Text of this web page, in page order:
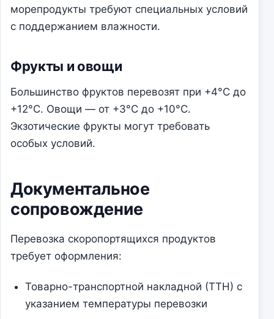
морепродукты требуют специальных условий
с поддержанием влажности.
Фрукты и овощи
Большинство фруктов перевозят при +4°C до
+12°C. Овощи — от +3°C до +10°C.
Экзотические фрукты могут требовать
особых условий.
Документальное
сопровождение
Перевозка скоропортящихся продуктов
требует оформления:
Товарно-транспортной накладной (ТТН) с
указанием температуры перевозки